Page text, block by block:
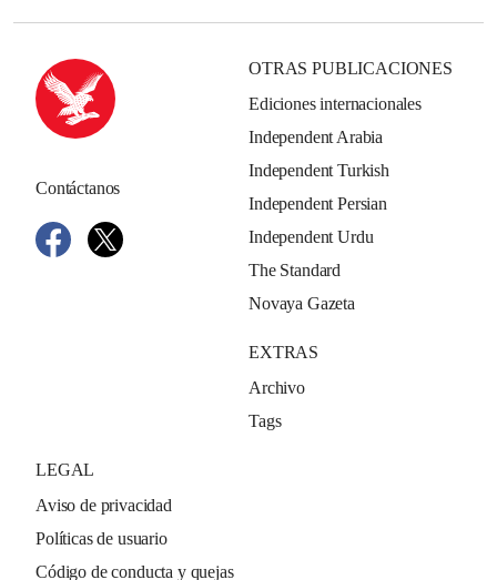
Contáctanos
OTRAS PUBLICACIONES
Ediciones internacionales
Independent Arabia
Independent Turkish
Independent Persian
Independent Urdu
The Standard
Novaya Gazeta
EXTRAS
Archivo
Tags
LEGAL
Aviso de privacidad
Políticas de usuario
Código de conducta y quejas